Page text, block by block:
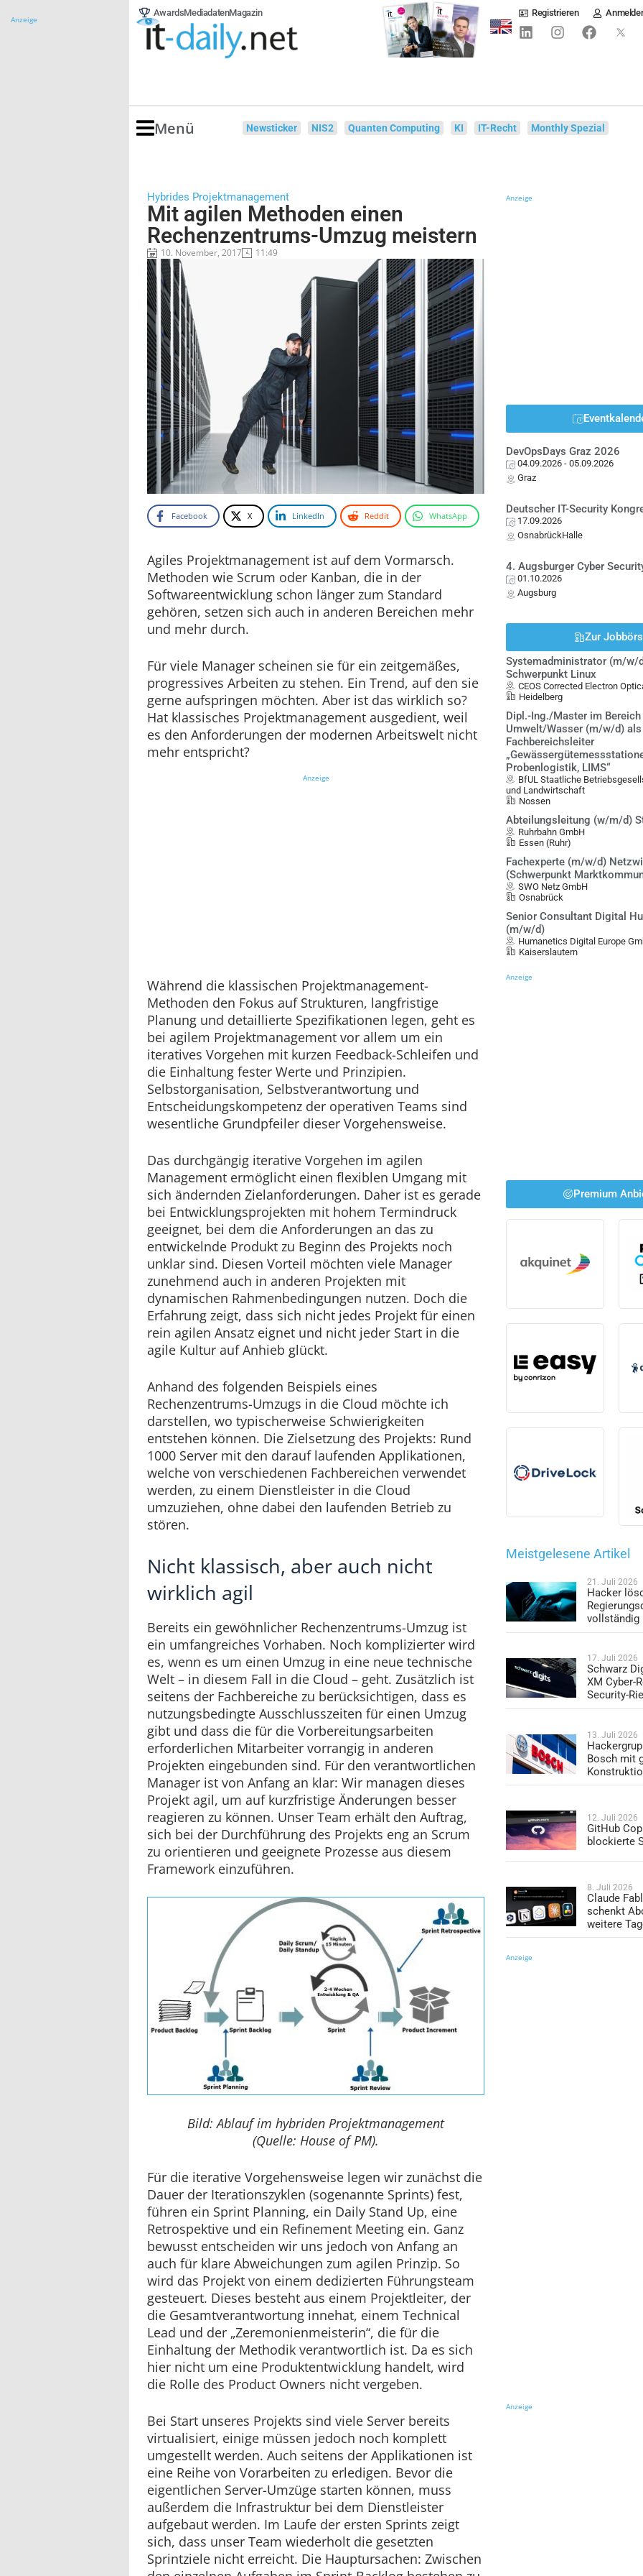
Anzeige
AwardsMediadatenMagazin Registrieren
Menü Newsticker NIS2 Quanten Computing KI IT-Recht Monthly Spezial
Hybrides Projektmanagement
Mit agilen Methoden einen
Rechenzentrums-Umzug meistern
10. November, 2017 11:49
Facebook X LinkedIn Reddit WhatsApp
Agiles Projektmanagement ist auf dem Vormarsch.
Methoden wie Scrum oder Kanban, die in der
Softwareentwicklung schon länger zum Standard
gehören, setzen sich auch in anderen Bereichen mehr
und mehr durch.
Für viele Manager scheinen sie für ein zeitgemäßes,
progressives Arbeiten zu stehen. Ein Trend, auf den sie
gerne aufspringen möchten. Aber ist das wirklich so?
Hat klassisches Projektmanagement ausgedient, weil
es den Anforderungen der modernen Arbeitswelt nicht
mehr entspricht?
Anzeige
Während die klassischen Projektmanagement-
Methoden den Fokus auf Strukturen, langfristige
Planung und detaillierte Spezifikationen legen, geht es
bei agilem Projektmanagement vor allem um ein
iteratives Vorgehen mit kurzen Feedback-Schleifen und
die Einhaltung fester Werte und Prinzipien.
Selbstorganisation, Selbstverantwortung und
Entscheidungskompetenz der operativen Teams sind
wesentliche Grundpfeiler dieser Vorgehensweise.
Das durchgängig iterative Vorgehen im agilen
Management ermöglicht einen flexiblen Umgang mit
sich ändernden Zielanforderungen. Daher ist es gerade
bei Entwicklungsprojekten mit hohem Termindruck
geeignet, bei dem die Anforderungen an das zu
entwickelnde Produkt zu Beginn des Projekts noch
unklar sind. Diesen Vorteil möchten viele Manager
zunehmend auch in anderen Projekten mit
dynamischen Rahmenbedingungen nutzen. Doch die
Erfahrung zeigt, dass sich nicht jedes Projekt für einen
rein agilen Ansatz eignet und nicht jeder Start in die
agile Kultur auf Anhieb glückt.
Anhand des folgenden Beispiels eines
Rechenzentrums-Umzugs in die Cloud möchte ich
darstellen, wo typischerweise Schwierigkeiten
entstehen können. Die Zielsetzung des Projekts: Rund
1000 Server mit den darauf laufenden Applikationen,
welche von verschiedenen Fachbereichen verwendet
werden, zu einem Dienstleister in die Cloud
umzuziehen, ohne dabei den laufenden Betrieb zu
stören.
Nicht klassisch, aber auch nicht
wirklich agil
Bereits ein gewöhnlicher Rechenzentrums-Umzug ist
ein umfangreiches Vorhaben. Noch komplizierter wird
es, wenn es um einen Umzug in eine neue technische
Welt – in diesem Fall in die Cloud – geht. Zusätzlich ist
seitens der Fachbereiche zu berücksichtigen, dass es
nutzungsbedingte Ausschlusszeiten für einen Umzug
gibt und dass die für die Vorbereitungsarbeiten
erforderlichen Mitarbeiter vorrangig in anderen
Projekten eingebunden sind. Für den verantwortlichen
Manager ist von Anfang an klar: Wir managen dieses
Projekt agil, um auf kurzfristige Änderungen besser
reagieren zu können. Unser Team erhält den Auftrag,
sich bei der Durchführung des Projekts eng an Scrum
zu orientieren und geeignete Prozesse aus diesem
Framework einzuführen.
Bild: Ablauf im hybriden Projektmanagement
(Quelle: House of PM).
Für die iterative Vorgehensweise legen wir zunächst die
Dauer der Iterationszyklen (sogenannte Sprints) fest,
führen ein Sprint Planning, ein Daily Stand Up, eine
Retrospektive und ein Refinement Meeting ein. Ganz
bewusst entscheiden wir uns jedoch von Anfang an
auch für klare Abweichungen zum agilen Prinzip. So
wird das Projekt von einem dedizierten Führungsteam
gesteuert. Dieses besteht aus einem Projektleiter, der
die Gesamtverantwortung innehat, einem Technical
Lead und der „Zeremonienmeisterin“, die für die
Einhaltung der Methodik verantwortlich ist. Da es sich
hier nicht um eine Produktentwicklung handelt, wird
die Rolle des Product Owners nicht vergeben.
Bei Start unseres Projekts sind viele Server bereits
virtualisiert, einige müssen jedoch noch komplett
umgestellt werden. Auch seitens der Applikationen ist
eine Reihe von Vorarbeiten zu erledigen. Bevor die
eigentlichen Server-Umzüge starten können, muss
außerdem die Infrastruktur bei dem Dienstleister
aufgebaut werden. Im Laufe der ersten Sprints zeigt
sich, dass unser Team wiederholt die gesetzten
Sprintziele nicht erreicht. Die Hauptursachen: Zwischen
Anzeige
DevOpsDays Graz 2026
04.09.2026 - 05.09.2026
Graz
Deutscher IT-Security
17.09.2026
OsnabrückHalle
4. Augsburger Cyber
01.10.2026
Augsburg
Zur
Systemadministrator (m/w/
Schwerpunkt Linux
CEOS Corrected Electron
Heidelberg
Dipl.-Ing./Master im Bereich
Umwelt/Wasser (m/w/d) als
Fachbereichsleiter
Probenlogistik, LIMS“
BfUL Staatliche
und Landwirtschaft
Nossen
Abteilungsleitung (w/m/d)
Ruhrbahn GmbH
Essen (Ruhr)
Fachexperte (m/w/d)
(Schwerpunkt
SWO Netz GmbH
Osnabrück
Senior Consultant Digital
(m/w/d)
Humanetics Digital Europe
Kaiserslautern
Anzeige
Premium
Meistgelesene Artikel
21. Juli 2026
Hacker
vollständig
17. Juli 2026
Schwarz
XM Cyber-
Security-
13. Juli 2026
Bosch mit
12. Juli 2026
GitHub
blockierte
8. Juli 2026
Claude
schenkt
weitere
Anzeige
Anzeige